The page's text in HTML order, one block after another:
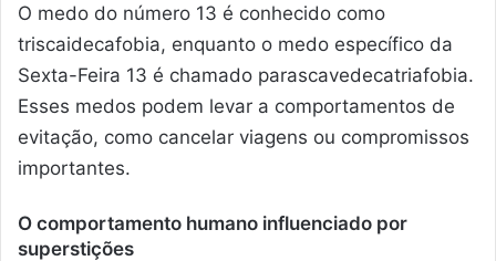
O medo do número 13 é conhecido como
triscaidecafobia, enquanto o medo específico da
Sexta-Feira 13 é chamado parascavedecatriafobia.
Esses medos podem levar a comportamentos de
evitação, como cancelar viagens ou compromissos
importantes.
O comportamento humano influenciado por
superstições